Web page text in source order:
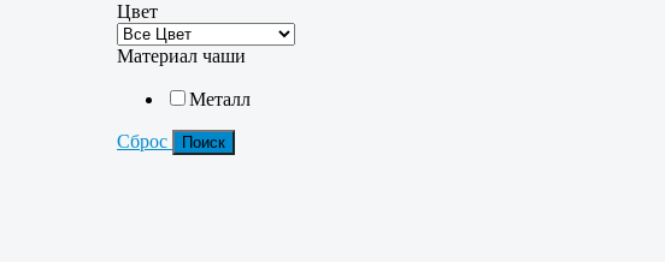
Цвет
Материал чаши
Металл
Сброс